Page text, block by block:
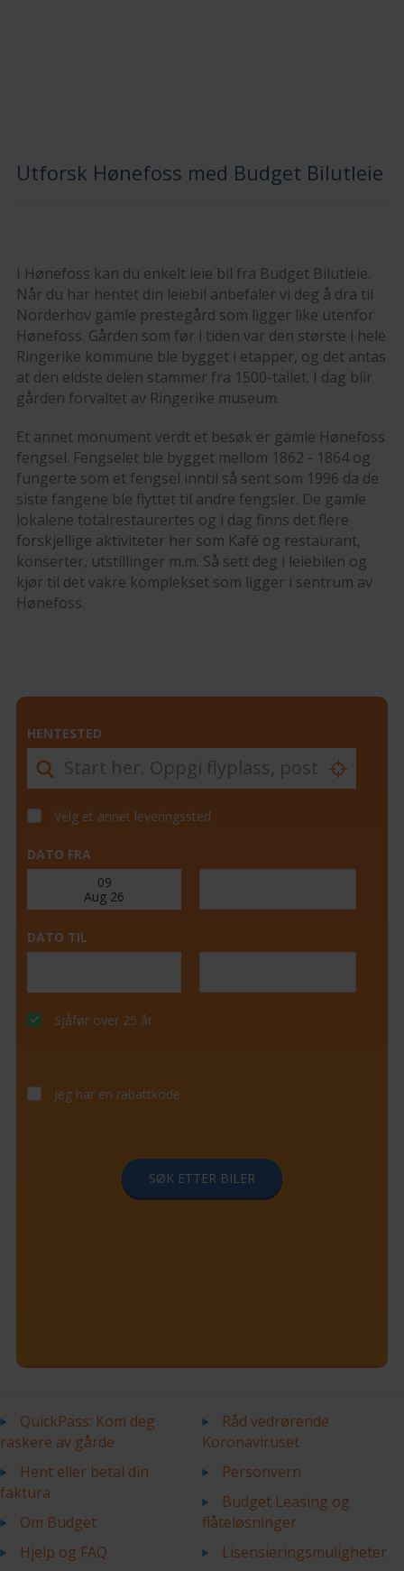
Utforsk Hønefoss med Budget Bilutleie
I Hønefoss kan du enkelt leie bil fra Budget Bilutleie.
Når du har hentet din leiebil anbefaler vi deg å dra til
Norderhov gamle prestegård som ligger like utenfor
Hønefoss. Gården som før i tiden var den største i hele
Ringerike kommune ble bygget i etapper, og det antas
at den eldste delen stammer fra 1500-tallet. I dag blir
gården forvaltet av Ringerike museum.
Et annet monument verdt et besøk er gamle Hønefoss
fengsel. Fengselet ble bygget mellom 1862 - 1864 og
fungerte som et fengsel inntil så sent som 1996 da de
siste fangene ble flyttet til andre fengsler. De gamle
lokalene totalrestaurertes og i dag finns det flere
forskjellige aktiviteter her som Kafé og restaurant,
konserter, utstillinger m.m. Så sett deg i leiebilen og
kjør til det vakre komplekset som ligger i sentrum av
Hønefoss.
HENTESTED
Velg et annet leveringssted
DATO FRA
DATO TIL
Sjåfør over 25 år
Jeg har en rabattkode
SØK ETTER BILER
QuickPass: Kom deg
raskere av gårde
Hent eller betal din
faktura
Om Budget
Hjelp og FAQ
Råd vedrørende
Koronaviruset
Personvern
Budget Leasing og
flåteløsninger
Lisensieringsmuligheter